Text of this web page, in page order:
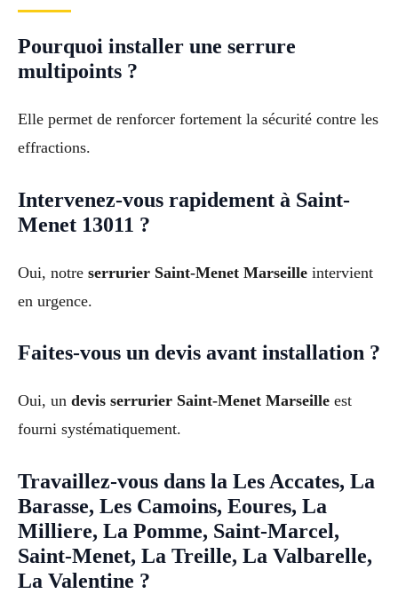
Pourquoi installer une serrure
multipoints ?
Elle permet de renforcer fortement la sécurité contre les
effractions.
Intervenez-vous rapidement à Saint-
Menet 13011 ?
Oui, notre serrurier Saint-Menet Marseille intervient
en urgence.
Faites-vous un devis avant installation ?
Oui, un devis serrurier Saint-Menet Marseille est
fourni systématiquement.
Travaillez-vous dans la Les Accates, La
Barasse, Les Camoins, Eoures, La
Milliere, La Pomme, Saint-Marcel,
Saint-Menet, La Treille, La Valbarelle,
La Valentine ?